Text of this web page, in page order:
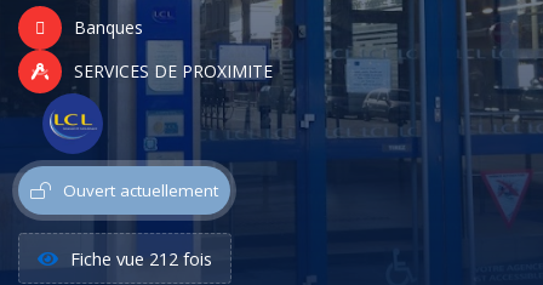
Banques
SERVICES DE PROXIMITE
Ouvert actuellement
Fiche vue 212 fois